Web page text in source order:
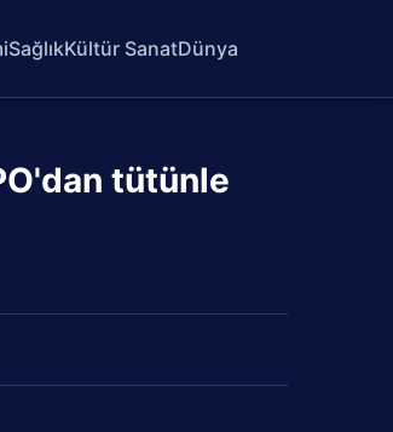
SağlıkKültür SanatDünya
tütünle